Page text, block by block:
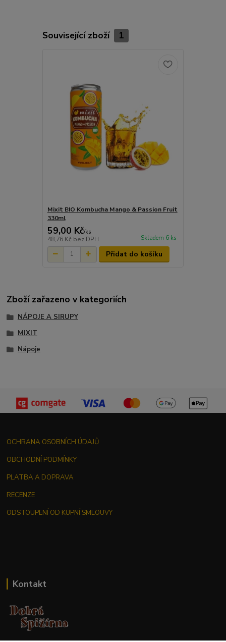
Související zboží 1
Mixit BIO Kombucha Mango & Passion Fruit
330ml
59,00 Kč/ks
48,76 Kč bez DPH Skladem 6 ks
Přidat do košíku
Zboží zařazeno v kategoriích
NÁPOJE A SIRUPY
MIXIT
Nápoje
OCHRANA OSOBNÍCH ÚDAJŮ
OBCHODNÍ PODMÍNKY
PLATBA A DOPRAVA
RECENZE
ODSTOUPENÍ OD KUPNÍ SMLOUVY
Kontakt